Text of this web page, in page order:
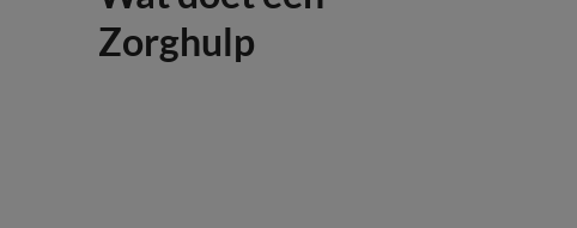
Zorghulp